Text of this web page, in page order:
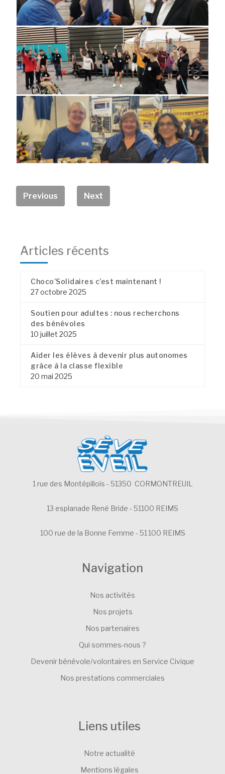
Previous Next
Articles récents
Choco’Solidaires c’est maintenant !
27 octobre 2025
Soutien pour adultes : nous recherchons
des bénévoles
10 juillet 2025
Aider les élèves à devenir plus autonomes
grâce à la classe flexible
20 mai 2025
1 rue des Montépillois - 51350 CORMONTREUIL
13 esplanade René Bride - 51100 REIMS
100 rue de la Bonne Femme - 51 100 REIMS
Navigation
Nos activités
Nos projets
Nos partenaires
Qui sommes-nous ?
Devenir bénévole/volontaires en Service Civique
Nos prestations commerciales
Liens utiles
Notre actualité
Mentions légales